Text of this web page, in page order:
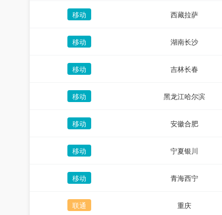
移动 西藏拉萨
移动 湖南长沙
移动 吉林长春
移动 黑龙江哈尔滨
移动 安徽合肥
移动 宁夏银川
移动 青海西宁
联通 重庆